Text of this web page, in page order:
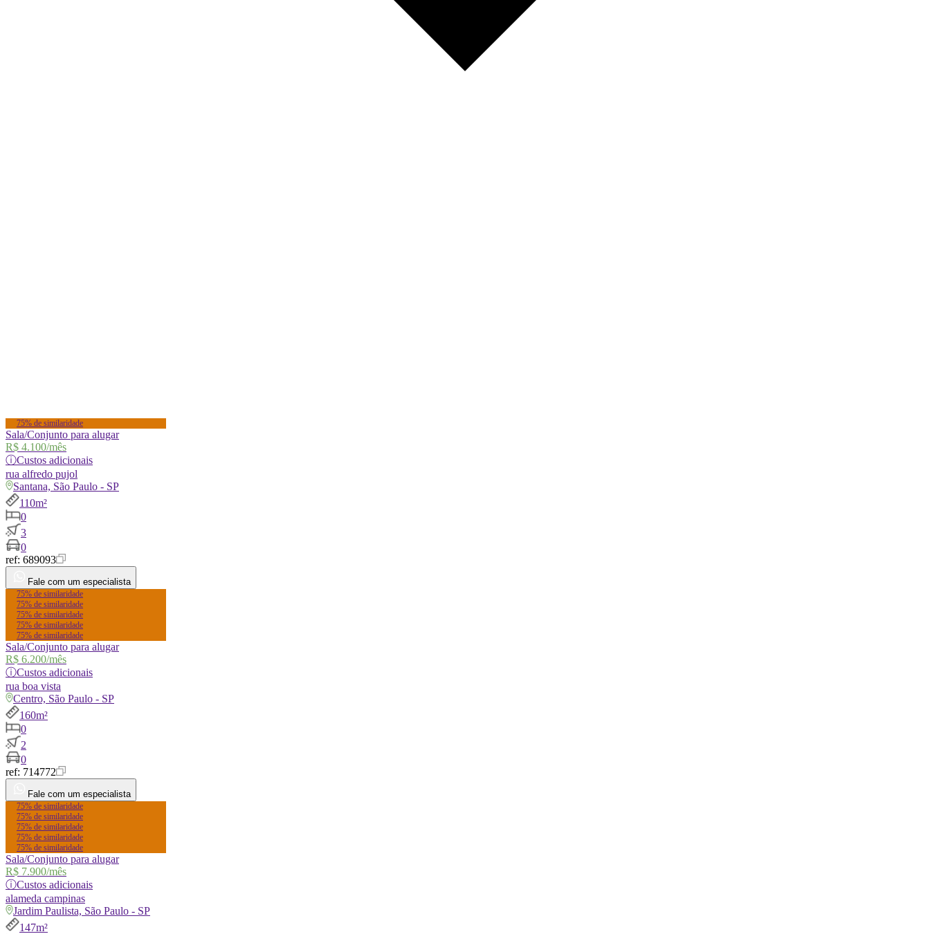
75% de similaridade
Sala/Conjunto para alugar
R$ 4.100/mês
ⓘCustos adicionais
rua alfredo pujol
Santana, São Paulo - SP
110m²
0
3
0
ref: 689093
Fale com um especialista
75% de similaridade
75% de similaridade
75% de similaridade
75% de similaridade
75% de similaridade
Sala/Conjunto para alugar
R$ 6.200/mês
ⓘCustos adicionais
rua boa vista
Centro, São Paulo - SP
160m²
0
2
0
ref: 714772
Fale com um especialista
75% de similaridade
75% de similaridade
75% de similaridade
75% de similaridade
75% de similaridade
Sala/Conjunto para alugar
R$ 7.900/mês
ⓘCustos adicionais
alameda campinas
Jardim Paulista, São Paulo - SP
147m²